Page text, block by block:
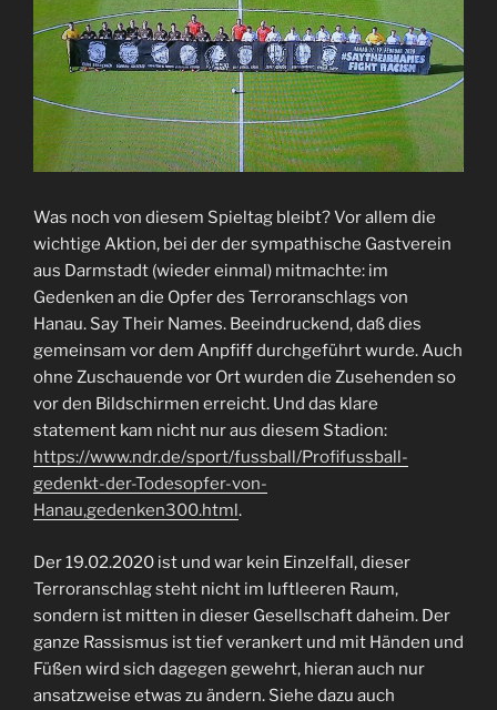
Was noch von diesem Spieltag bleibt? Vor allem die
wichtige Aktion, bei der der sympathische Gastverein
aus Darmstadt (wieder einmal) mitmachte: im
Gedenken an die Opfer des Terroranschlags von
Hanau. Say Their Names. Beeindruckend, daß dies
gemeinsam vor dem Anpfiff durchgeführt wurde. Auch
ohne Zuschauende vor Ort wurden die Zusehenden so
vor den Bildschirmen erreicht. Und das klare
statement kam nicht nur aus diesem Stadion:
https://www.ndr.de/sport/fussball/Profifussball-
gedenkt-der-Todesopfer-von-
Hanau,gedenken300.html.
Der 19.02.2020 ist und war kein Einzelfall, dieser
Terroranschlag steht nicht im luftleeren Raum,
sondern ist mitten in dieser Gesellschaft daheim. Der
ganze Rassismus ist tief verankert und mit Händen und
Füßen wird sich dagegen gewehrt, hieran auch nur
ansatzweise etwas zu ändern. Siehe dazu auch